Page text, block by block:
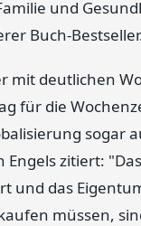
und
Buch-
mit deutlichen
für die
sogar
zitiert:
und das
müssen,